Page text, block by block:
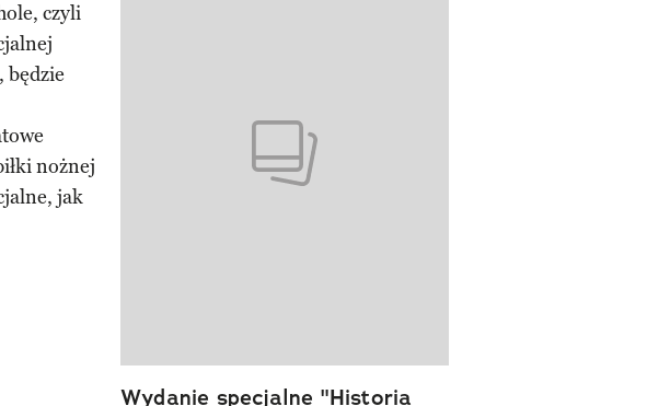
czyli
będzie
nożnej
jak
Wydanie specjalne "Historia